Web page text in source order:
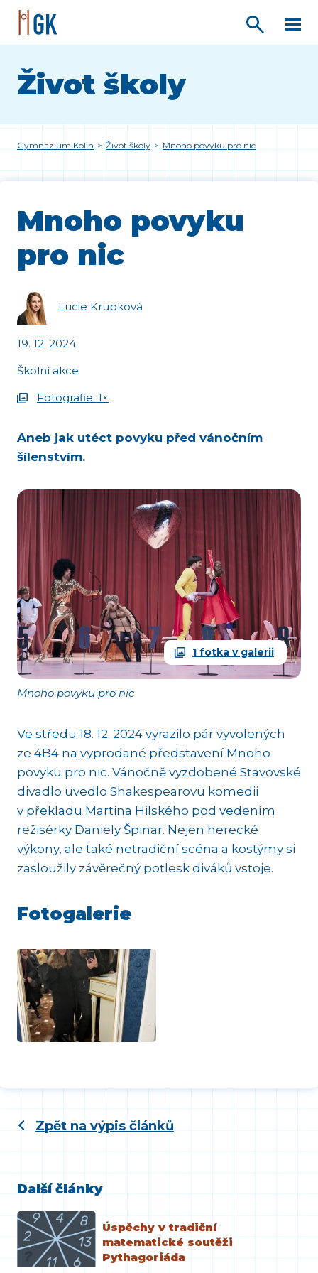
Život školy
Gymnázium Kolín > Život školy > Mnoho povyku pro nic
Mnoho povyku
pro nic
Lucie Krupková
19. 12. 2024
Školní akce
Fotografie: 1×
Aneb jak utéct povyku před vánočním
šílenstvím.
1 fotka v galerii
Mnoho povyku pro nic
Ve středu 18. 12. 2024 vyrazilo pár vyvolených
ze 4B4 na vyprodané představení Mnoho
povyku pro nic. Vánočně vyzdobené Stavovské
divadlo uvedlo Shakespearovu komedii
v překladu Martina Hilského pod vedením
režisérky Daniely Špinar. Nejen herecké
výkony, ale také netradiční scéna a kostýmy si
zasloužily závěrečný potlesk diváků vstoje.
Fotogalerie
Zpět na výpis článků
Další články
Úspěchy v tradiční
matematické soutěži
Pythagoriáda